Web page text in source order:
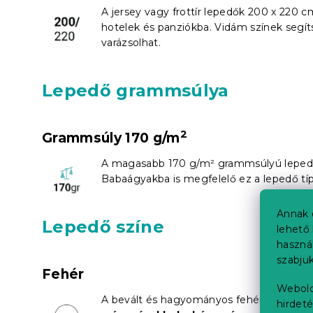
Annak
lehető
A jersey vagy frottír lepedők 200 x 220
hotelek és panziókba. Vidám színek
varázsolhat.
Lepedő grammsúlya
Grammsúly 170 g/m2
A magasabb 170 g/m² grammsúlyú
Babaágyakba is megfelelő ez a lepedő
Lepedő színe
Fehér
A bevált és hagyományos fehér szín.